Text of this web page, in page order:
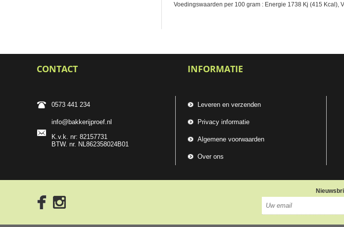
Voedingswaarden per 100 gram : Energie 1738 Kj (415 Kcal),
CONTACT
0573 441 234
info@bakkerijproef.nl
K.v.k. nr: 82157731
BTW. nr. NL862358024B01
INFORMATIE
Leveren en verzenden
Privacy informatie
Algemene voorwaarden
Over ons